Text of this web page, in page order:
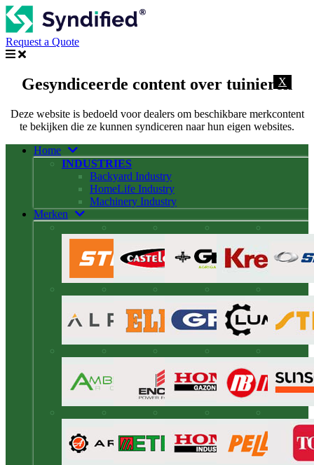
Request a Quote
X
Gesyndiceerde content over tuinieren
Deze website is bedoeld voor dealers om beschikbare merkcontent
te bekijken die ze kunnen syndiceren naar hun eigen websites.
Home
INDUSTRIES
Backyard Industry
HomeLife Industry
Machinery Industry
Merken